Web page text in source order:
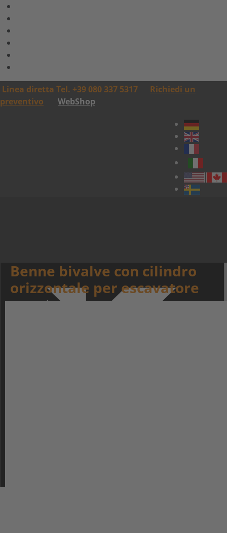
Linea diretta Tel. +39 080 337 5317
Richiedi un
preventivo
WebShop
Benne bivalve con cilindro
orizzontale per escavatore